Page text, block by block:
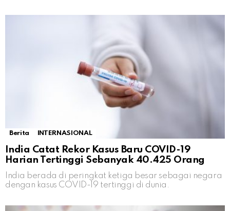
Berita INTERNASIONAL
India Catat Rekor Kasus Baru COVID-19
Harian Tertinggi Sebanyak 40.425 Orang
India berada di peringkat ketiga besar sebagai negara
dengan kasus COVID-19 tertinggi di dunia.